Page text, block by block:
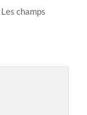
Les champs